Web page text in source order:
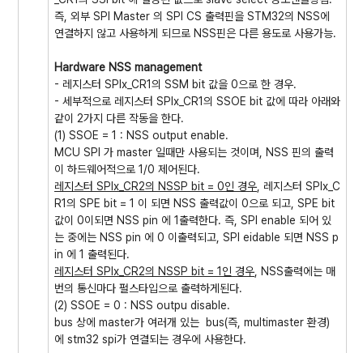
즉, 외부 SPI Master 의 SPI CS 출력핀을 STM32의 NSS에
연결하지 않고 사용하게 되므로 NSS핀은 다른 용도로 사용가능.
Hardware NSS management
- 레지스터 SPIx_CR1의 SSM bit 값을 0으로 한 경우.
- 세부적으로 레지스터 SPIx_CR1의 SSOE bit 값에 따라 아래와
같이 2가지 다른 작동을 한다.
(1) SSOE = 1 : NSS output enable.
MCU SPI 가 master 일때만 사용되는 것이며, NSS 핀의 출력
이 하드웨어적으로 1/0 제어된다.
레지스터 SPIx_CR2의 NSSP bit = 0인 경우 , 레지스터 SPIx_C
R1의 SPE bit = 1 이 되면 NSS 출력값이 0으로 되고, SPE bit
값이 0이되면 NSS pin 에 1출력한다. 즉, SPI enable 되어 있
는 중에는 NSS pin 에 0 이출력되고, SPI eidable 되면 NSS p
in 에 1 출력된다.
레지스터 SPIx_CR2의 NSSP bit = 1인 경우 , NSS출력에는 매
번의 통신마다 펄스타입으로 출력하게된다.
(2) SSOE = 0 : NSS outpu disable.
bus 상에 master가 여러개 있는 bus(즉, multimaster 환경)
에 stm32 spi가 연결되는 경우에 사용한다.